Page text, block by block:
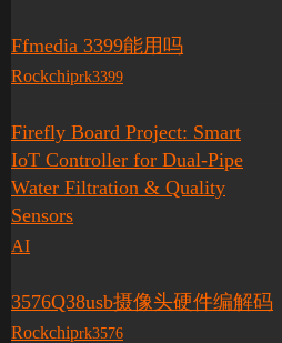
Ffmedia 3399能用吗
Rockchiprk3399
Firefly Board Project: Smart
IoT Controller for Dual-Pipe
Water Filtration & Quality
Sensors
AI
3576Q38usb摄像头硬件编解码
Rockchiprk3576